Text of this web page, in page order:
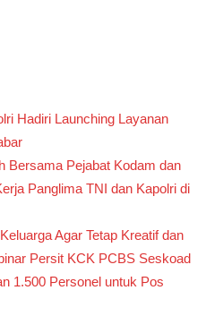
Hadiri Launching Layanan
Bersama Pejabat Kodam dan
Panglima TNI dan Kapolri di
Agar Tetap Kreatif dan
Persit KCK PCBS Seskoad
1.500 Personel untuk Pos